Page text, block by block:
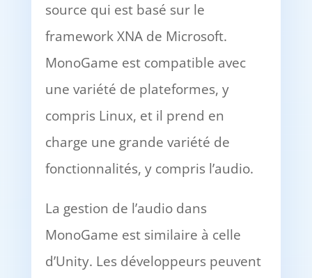
source qui est basé sur le
framework XNA de Microsoft.
MonoGame est compatible avec
une variété de plateformes, y
compris Linux, et il prend en
charge une grande variété de
fonctionnalités, y compris l’audio.
La gestion de l’audio dans
MonoGame est similaire à celle
d’Unity. Les développeurs peuvent